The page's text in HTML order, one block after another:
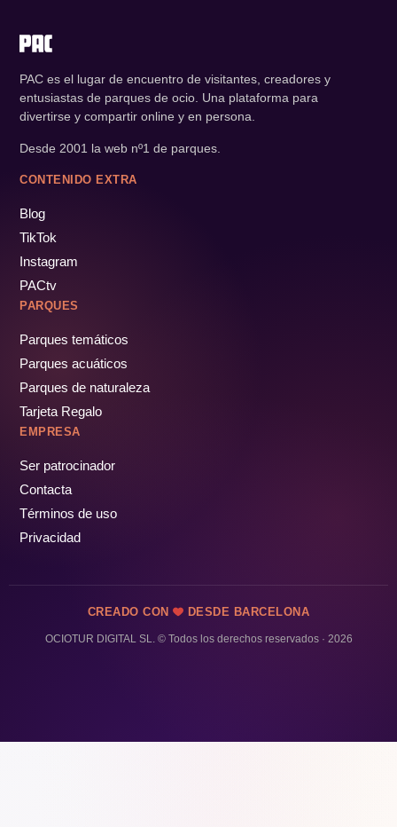
PAC es el lugar de encuentro de visitantes, creadores y
entusiastas de parques de ocio. Una plataforma para
divertirse y compartir online y en persona.
Desde 2001 la web nº1 de parques.
CONTENIDO EXTRA
Blog
TikTok
Instagram
PACtv
PARQUES
Parques temáticos
Parques acuáticos
Parques de naturaleza
Tarjeta Regalo
EMPRESA
Ser patrocinador
Contacta
Términos de uso
Privacidad
CREADO CON DESDE BARCELONA
OCIOTUR DIGITAL SL. © Todos los derechos reservados · 2026